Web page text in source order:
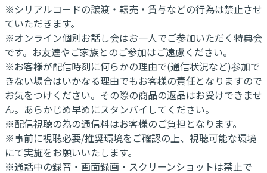
※シリアルコードの譲渡・転売・賃与などの行為は禁止させ
ていただきます。
※オンライン個別お話し会はお一人でご参加いただく特典会
です。お友達やご家族とのご参加はご遠慮ください。
※お客様が配信時刻に何らかの理由で(通信状況など)参加で
きない場合はいかなる理由でもお客様の責任となりますので
お気をつけください。その際の商品の返品はお受けできませ
ん。あらかじめ早めにスタンバイしてください。
※配信視聴の為の通信料はお客様のご負担となります。
※事前に視聴必要/推奨環境をご確認の上、視聴可能な環境
にて実施をお願いいたします。
※通話中の録音・画面録画・スクリーンショットは禁止で